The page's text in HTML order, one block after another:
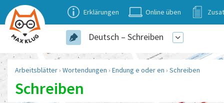
Erklärungen Online üben
Deutsch – Schreiben
Arbeitsblätter › Wortendungen › Endung e oder en › Schreiben
Schreiben